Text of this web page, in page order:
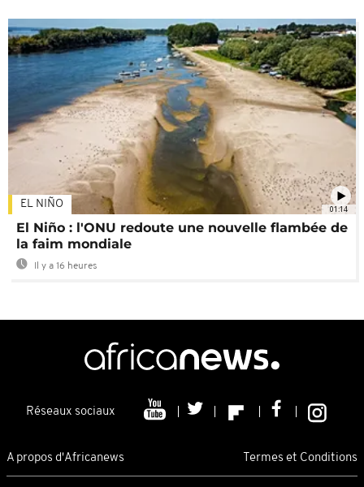
01:14
EL NIÑO
El Niño : l'ONU redoute une nouvelle flambée de
la faim mondiale
Il y a 16 heures
Réseaux sociaux
A propos d'Africanews Termes et Conditions